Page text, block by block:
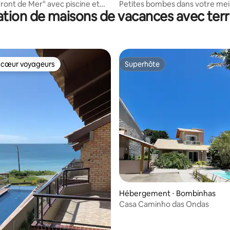
de Mer" avec piscine et
Petites bombes dans votre
507A
de maisons de vacances avec
sur la base de 10 commentaires : 5 sur 5
cœur voyageurs
voyageurs Superhôte
Superhôte
Hébergement ⋅ Bombinhas
Casa Caminho das Ondas